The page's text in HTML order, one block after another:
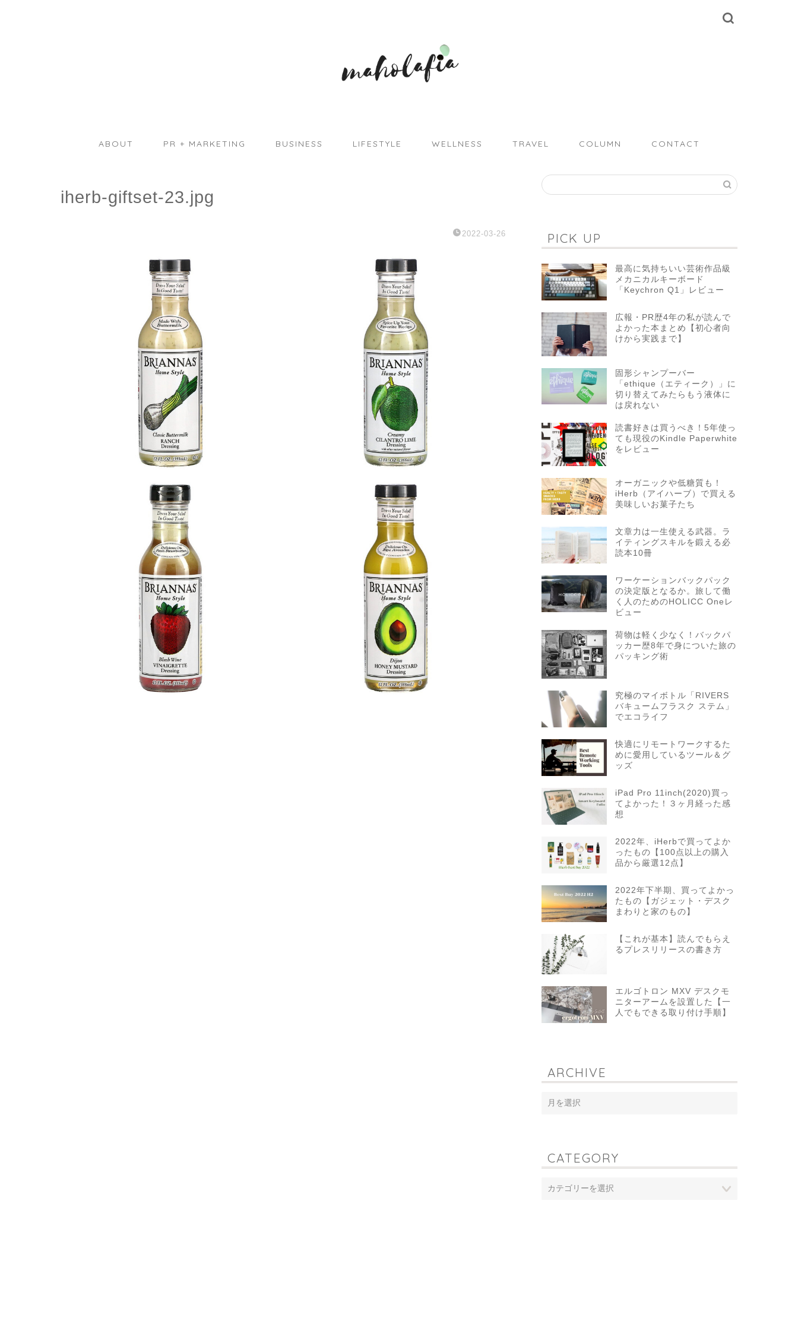
ABOUT PR + MARKETING BUSINESS LIFESTYLE WELLNESS TRAVEL COLUMN CONTACT
iherb-giftset-23.jpg
2022-03-26 PICK UP
最高に気持ちいい芸術作品級
メカニカルキーボード
「Keychron Q1」レビュー
広報・PR歴4年の私が読んで
よかった本まとめ【初心者向
けから実践まで】
固形シャンプーバー
「ethique（エティーク）」に
切り替えてみたらもう液体に
は戻れない
読書好きは買うべき！5年使っ
ても現役のKindle Paperwhite
をレビュー
オーガニックや低糖質も！
iHerb（アイハーブ）で買える
美味しいお菓子たち
文章力は一生使える武器。ラ
イティングスキルを鍛える必
読本10冊
ワーケーションバックパック
の決定版となるか。旅して働
く人のためのHOLICC Oneレ
ビュー
荷物は軽く少なく！バックパ
ッカー歴8年で身についた旅の
パッキング術
究極のマイボトル「RIVERS
バキュームフラスク ステム」
でエコライフ
快適にリモートワークするた
めに愛用しているツール＆グ
ッズ
iPad Pro 11inch(2020)買っ
てよかった！３ヶ月経った感
想
2022年、iHerbで買ってよか
ったもの【100点以上の購入
品から厳選12点】
2022年下半期、買ってよかっ
たもの【ガジェット・デスク
まわりと家のもの】
【これが基本】読んでもらえ
るプレスリリースの書き方
エルゴトロン MXV デスクモ
ニターアームを設置した【一
人でもできる取り付け手順】
ARCHIVE
CATEGORY